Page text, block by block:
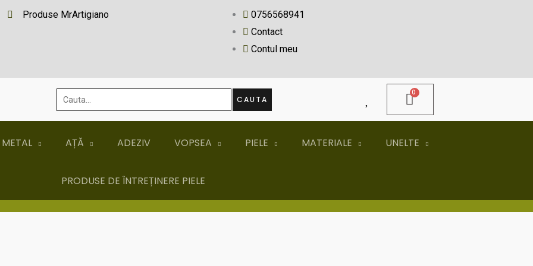
Produse MrArtigiano
0756568941
Contact
Contul meu
Cauta... CAUTA
AȚĂ ADEZIV VOPSEA PIELE MATERIALE UNELTE
PRODUSE DE ÎNTREȚINERE PIELE